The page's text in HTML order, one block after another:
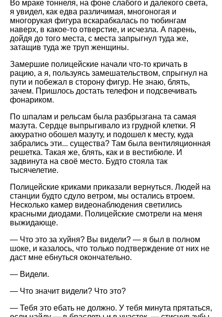
Во мраке тоннеля, на фоне слабого и далекого света,
я увидел, как едва различимая, многоногая и
многорукая фигура вскарабкалась по тюбингам
наверх, в какое-то отверстие, и исчезла. А парень,
дойдя до того места, с места запрыгнул туда же,
затащив туда же труп женщины.
Замершие полицейские начали что-то кричать в
рацию, а я, пользуясь замешательством, спрыгнул на
пути и побежал в сторону фигур. Не знаю, блять,
зачем. Пришлось достать телефон и подсвечивать
фонариком.
По шпалам и рельсам была разбрызгана та самая
мазута. Сердце выпрыгивало из грудной клетки. Я
аккуратно обошел мазуту, и подошел к месту, куда
забрались эти... существа? Там была вентиляционная
решетка. Такая же, блять, как и в вестибюле. И
задвинута на своё место. Будто стояла так
тысячелетие.
Полицейские криками приказали вернуться. Людей на
станции будто сдуло ветром, мы остались втроем.
Несколько камер видеонаблюдения светились
красными диодами. Полицейские смотрели на меня
выжидающе.
— Что это за хуйня? Вы видели? — я был в полном
шоке, и казалось, что только подтверждение от них не
даст мне ебнуться окончательно.
— Видели.
— Что значит видели? Что это?
— Тебя это ебать не должно. У тебя минута прятаться,